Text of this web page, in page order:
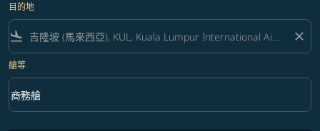
目的地
flight_land close
艙等
艙等 option 商務艙 Selected
商務艙
keyboard_arrow_down